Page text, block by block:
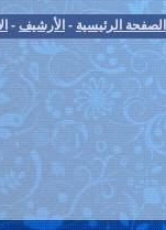
الصفحة الرئيسية - الأرشيف -